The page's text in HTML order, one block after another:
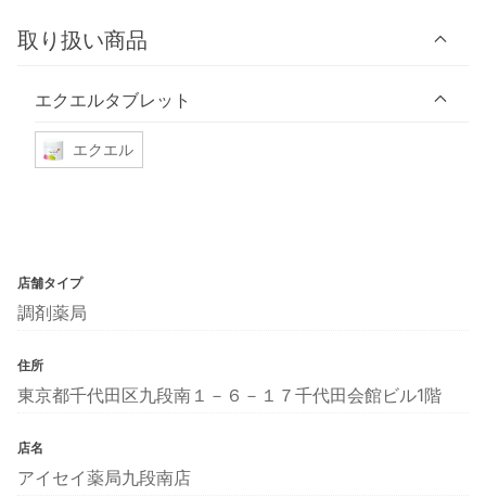
取り扱い商品
エクエルタブレット
エクエル
店舗タイプ
調剤薬局
住所
東京都千代田区九段南１－６－１７千代田会館ビル1階
店名
アイセイ薬局九段南店